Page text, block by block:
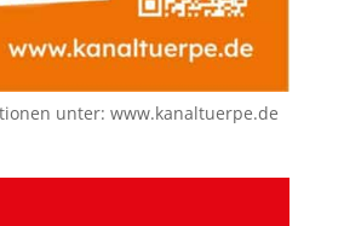
unter: www.kanaltuerpe.de